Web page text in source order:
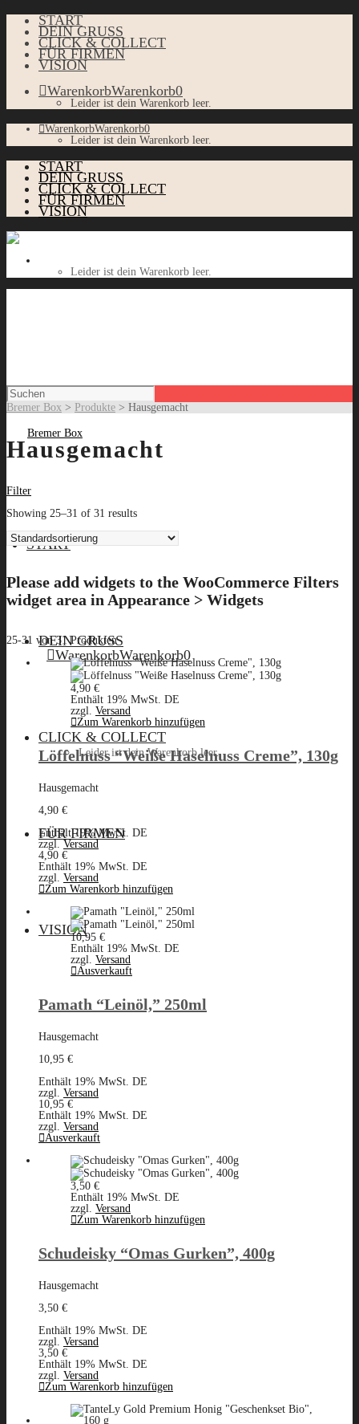
START
DEIN GRUSS
CLICK & COLLECT
FÜR FIRMEN
VISION
WarenkorbWarenkorb0
Leider ist dein Warenkorb leer.
WarenkorbWarenkorb0
Leider ist dein Warenkorb leer.
START
DEIN GRUSS
CLICK & COLLECT
FÜR FIRMEN
VISION
Leider ist dein Warenkorb leer.
START
DEIN GRUSS
CLICK & COLLECT
FÜR FIRMEN
VISION
WarenkorbWarenkorb0
Leider ist dein Warenkorb leer.
Bremer Box > Produkte > Hausgemacht
Hausgemacht
Filter
Showing 25–31 of 31 results
Please add widgets to the WooCommerce Filters
widget area in Appearance > Widgets
25-31 von 31 Produkten
4,90 €
Enthält 19% MwSt. DE
zzgl. Versand
Zum Warenkorb hinzufügen
Löffelnuss “Weiße Haselnuss Creme”, 130g
Hausgemacht
4,90 €
Enthält 19% MwSt. DE
zzgl. Versand
4,90 €
Enthält 19% MwSt. DE
zzgl. Versand
Zum Warenkorb hinzufügen
10,95 €
Enthält 19% MwSt. DE
zzgl. Versand
Ausverkauft
Pamath “Leinöl,” 250ml
Hausgemacht
10,95 €
Enthält 19% MwSt. DE
zzgl. Versand
10,95 €
Enthält 19% MwSt. DE
zzgl. Versand
Ausverkauft
3,50 €
Enthält 19% MwSt. DE
zzgl. Versand
Zum Warenkorb hinzufügen
Schudeisky “Omas Gurken”, 400g
Hausgemacht
3,50 €
Enthält 19% MwSt. DE
zzgl. Versand
3,50 €
Enthält 19% MwSt. DE
zzgl. Versand
Zum Warenkorb hinzufügen